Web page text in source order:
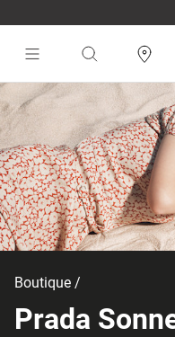
Boutique
Prada